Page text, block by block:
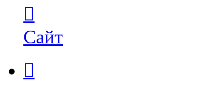
пользователя
Ксения
Сайт